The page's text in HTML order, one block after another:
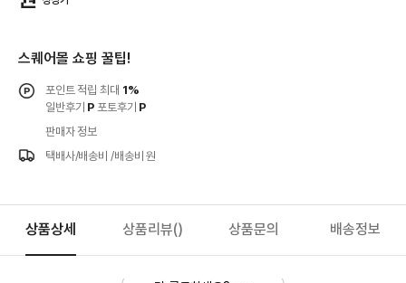
스퀘어몰 쇼핑 꿀팁!
포인트 적립 최대 1%
일반후기 P 포토후기 P
판매자 정보
택배사/배송비 /배송비 원
상품상세 상품리뷰() 상품문의 배송정보